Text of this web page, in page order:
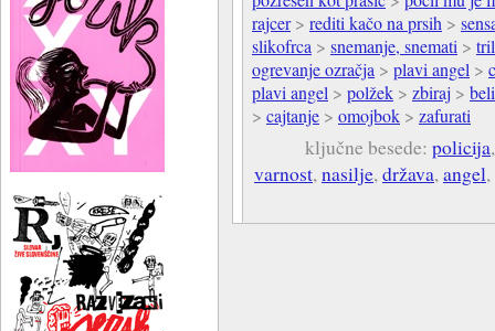
rajcer> rediti kačo na prsih >
slikofrca > snemanje, snemati >
ogrevanje ozračja > plavi angel >
plavi angel > polžek > zbiraj >
> cajtanje > omojbok > zafurati
ključne besede: policija
varnost,nasilje,država,angel,